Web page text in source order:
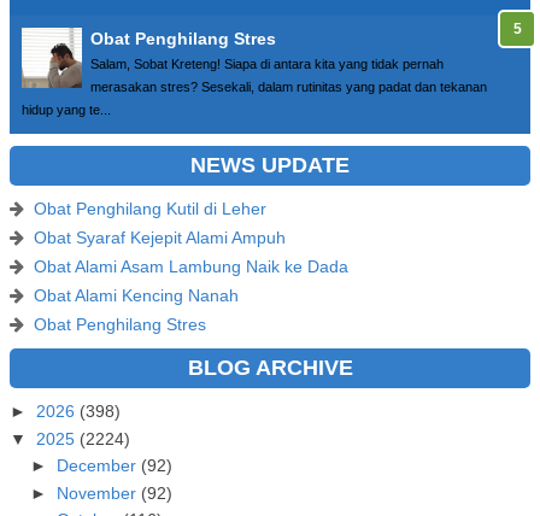
Obat Penghilang Stres
Salam, Sobat Kreteng! Siapa di antara kita yang tidak pernah
merasakan stres? Sesekali, dalam rutinitas yang padat dan tekanan
hidup yang te...
NEWS UPDATE
Obat Penghilang Kutil di Leher
Obat Syaraf Kejepit Alami Ampuh
Obat Alami Asam Lambung Naik ke Dada
Obat Alami Kencing Nanah
Obat Penghilang Stres
BLOG ARCHIVE
► 2026 (398)
▼ 2025 (2224)
► December (92)
► November (92)